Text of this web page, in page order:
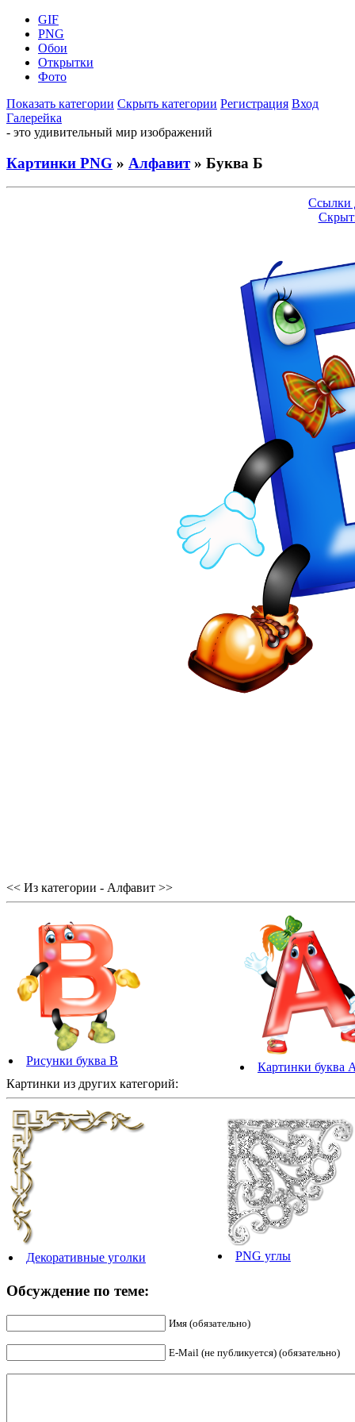
GIF
PNG
Обои
Открытки
Фото
Показать категории Скрыть категории Регистрация Вход
Галерейка
- это удивительный мир изображений
Картинки PNG » Алфавит» Буква Б
Ссылки
<< Из категории - Алфавит >>
Рисунки буква В
Картинки буква
Картинки из других категорий:
Декоративные уголки PNG углы
Обсуждение по теме:
Имя (обязательно)
E-Mail (не публикуется) (обязательно)